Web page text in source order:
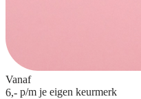
Vanaf
6,- p/m je eigen keurmerk